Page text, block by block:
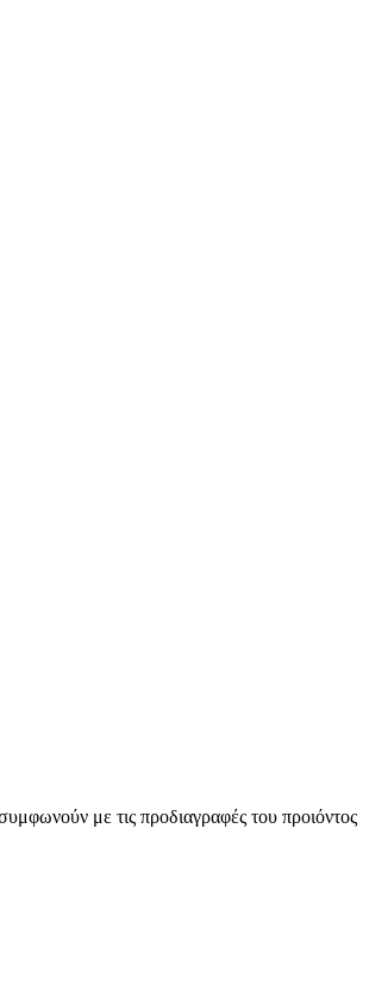
με τις προδιαγραφές του προιόντος